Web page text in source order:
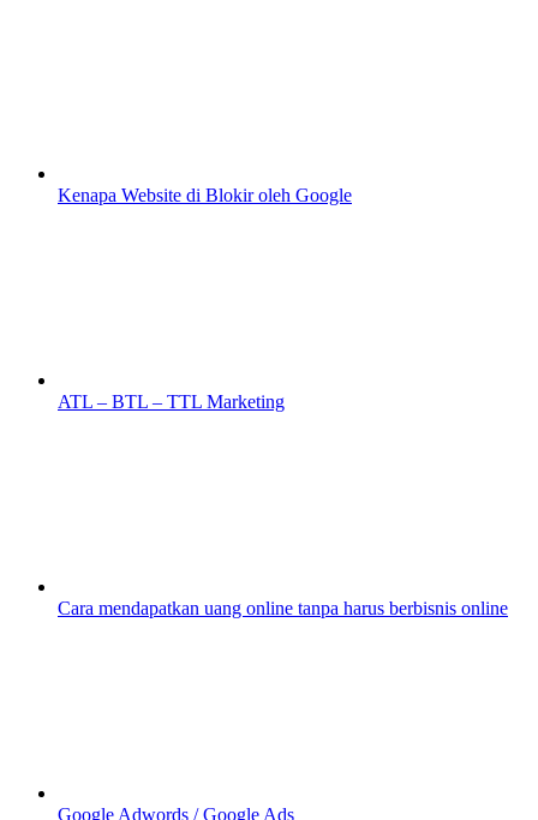
Kenapa Website di Blokir oleh Google
ATL – BTL – TTL Marketing
Cara mendapatkan uang online tanpa harus berbisnis online
Google Adwords / Google Ads